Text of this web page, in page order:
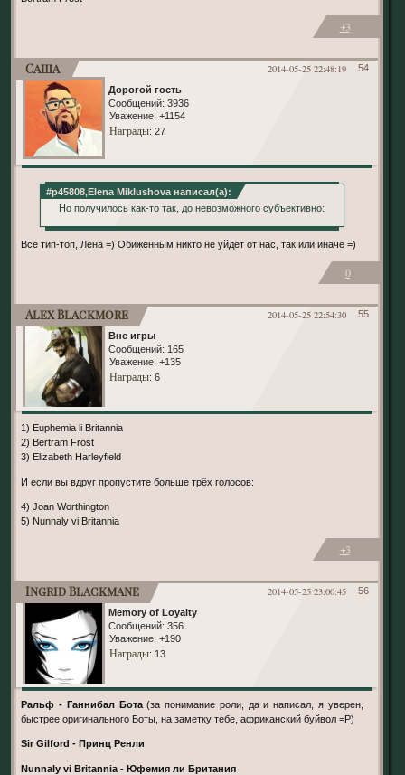
+3
54
2014-05-25 22:48:19
Саша
Дорогой гость
Сообщений: 3936
Уважение: +1154
Награды: 27
#p45808,Elena Miklushova написал(а):
Но получилось как-то так, до невозможного субъективно:
Всё тип-топ, Лена =) Обиженным никто не уйдёт от нас, так или иначе =)
0
55
2014-05-25 22:54:30
Alex Blackmore
Вне игры
Сообщений: 165
Уважение: +135
Награды: 6
1) Euphemia li Britannia
2) Bertram Frost
3) Elizabeth Harleyfield
И если вы вдруг пропустите больше трёх голосов:
4) Joan Worthington
5) Nunnaly vi Britannia
+3
56
2014-05-25 23:00:45
Ingrid Blackmane
Memory of Loyalty
Сообщений: 356
Уважение: +190
Награды: 13
Ральф - Ганнибал Бота(за понимание роли, да и написал, я уверен,
быстрее оригинального Боты, на заметку тебе, африканский буйвол =Р)
Sir Gilford - Принц Ренли
Nunnaly vi Britannia - Юфемия ли Британия